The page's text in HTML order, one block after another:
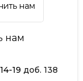
нам
нам
19 доб. 138